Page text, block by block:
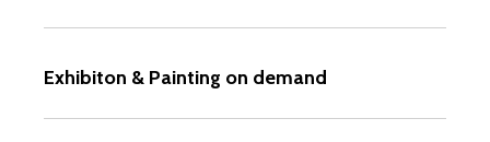
Exhibiton & Painting on demand